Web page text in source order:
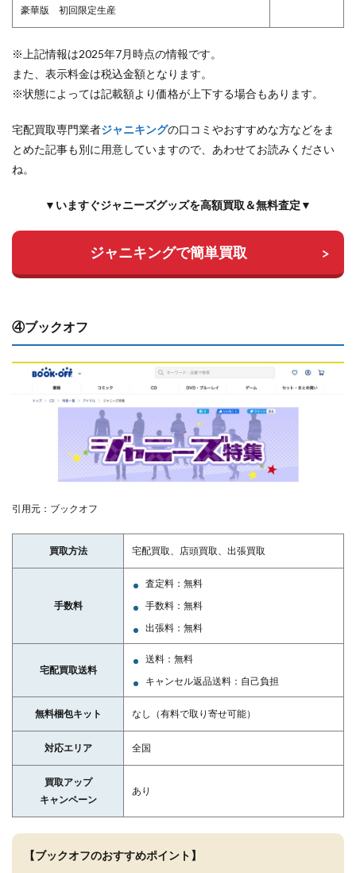
豪華版 初回限定生産
※上記情報は2025年7月時点の情報です。
また、表示料金は税込金額となります。
※状態によっては記載額より価格が上下する場合もあります。
宅配買取専門業者ジャニキングの口コミやおすすめな方などをま
とめた記事も別に用意していますので、あわせてお読みください
ね。
▼いますぐジャニーズグッズを高額買取＆無料査定▼
ジャニキングで簡単買取
④ブックオフ
引用元：ブックオフ
買取方法 宅配買取、店頭買取、出張買取
手数料
査定料：無料
手数料：無料
出張料：無料
宅配買取送料
送料：無料
キャンセル返品送料：自己負担
無料梱包キット なし（有料で取り寄せ可能）
対応エリア 全国
買取アップ
キャンペーン
あり
【ブックオフのおすすめポイント】